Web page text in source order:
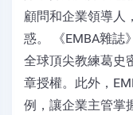
顧問和企業領導人
惑。 《EMBA雜誌
全球頂尖教練葛史
章授權。此外，
例，讓企業主管掌